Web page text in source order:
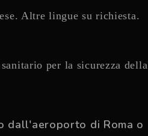
Altre lingue su richiesta.
per la sicurezza
dall'aeroporto di Roma